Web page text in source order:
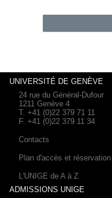
UNIVERSITÉ DE GENÈVE
24 rue du Général-Dufour
1211 Genève 4
T. +41 (0)22 379 71 11
F. +41 (0)22 379 11 34
Contacts
Plan d'accès et
L'UNIGE de A à Z
ADMISSIONS UNIGE